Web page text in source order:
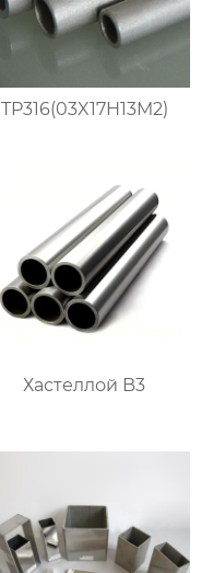
TP316(03X17H13M2)
Хастеллой B3